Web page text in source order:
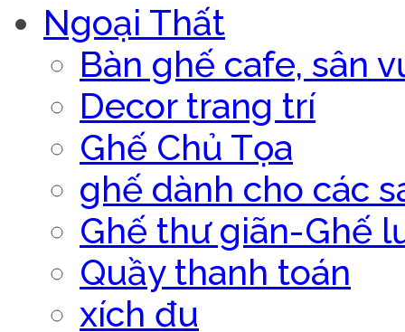
Ngoại Thất
Bàn ghế cafe, sân
Decor trang trí
Ghế Chủ Tọa
ghế dành cho các
Ghế thư giãn-Ghế
Quầy thanh toán
xích đu